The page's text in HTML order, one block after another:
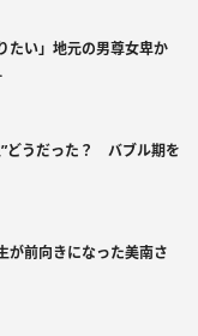
たい」地元の男尊女卑か
”どうだった？ バブル期を
が前向きになった美南さ